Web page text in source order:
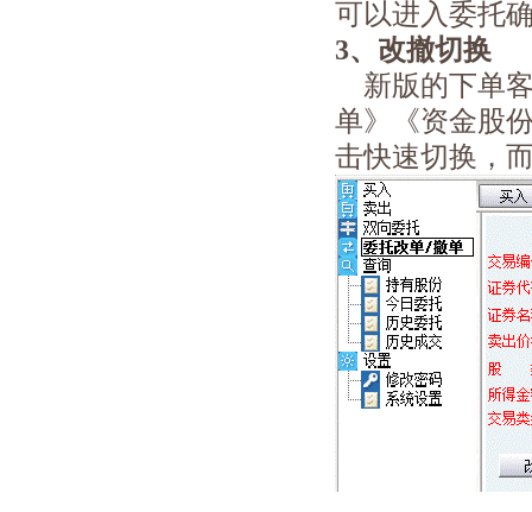
可以进入委托
3、改撤切换
新版的下单
单》《资金股
击快速切换，